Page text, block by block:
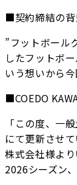
■契約締結の
”フットボール
したフットボ
いう想いから
■COEDO
「この度、一
にて更新させ
株式会社様よ
2026シーズン